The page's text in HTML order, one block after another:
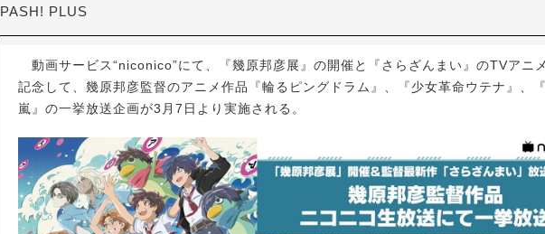
PASH! PLUS
動画サービス“niconico”にて、『幾原邦彦展』の開催と『さらざんまい』のTVアニ
記念して、幾原邦彦監督のアニメ作品『輪るピングドラム』、『少女革命ウテナ』、
嵐』の一挙放送企画が3月7日より実施される。